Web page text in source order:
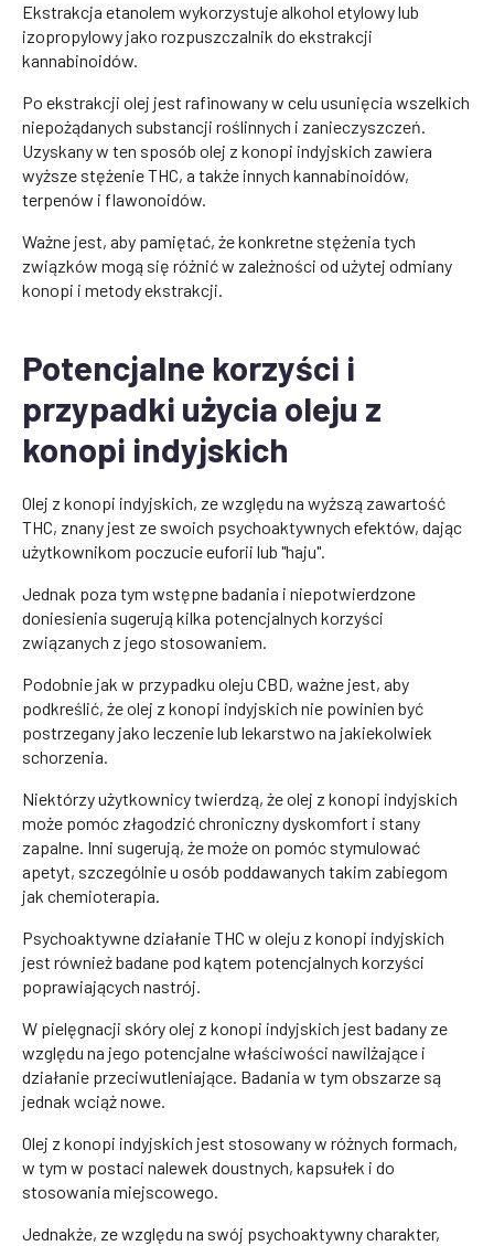
Ekstrakcja etanolem wykorzystuje alkohol etylowy lub
izopropylowy jako rozpuszczalnik do ekstrakcji
kannabinoidów.
Po ekstrakcji olej jest rafinowany w celu usunięcia wszelkich
niepożądanych substancji roślinnych i zanieczyszczeń.
Uzyskany w ten sposób olej z konopi indyjskich zawiera
wyższe stężenie THC, a także innych kannabinoidów,
terpenów i flawonoidów.
Ważne jest, aby pamiętać, że konkretne stężenia tych
związków mogą się różnić w zależności od użytej odmiany
konopi i metody ekstrakcji.
Potencjalne korzyści i
przypadki użycia oleju z
konopi indyjskich
Olej z konopi indyjskich, ze względu na wyższą zawartość
THC, znany jest ze swoich psychoaktywnych efektów, dając
użytkownikom poczucie euforii lub "haju".
Jednak poza tym wstępne badania i niepotwierdzone
doniesienia sugerują kilka potencjalnych korzyści
związanych z jego stosowaniem.
Podobnie jak w przypadku oleju CBD, ważne jest, aby
podkreślić, że olej z konopi indyjskich nie powinien być
postrzegany jako leczenie lub lekarstwo na jakiekolwiek
schorzenia.
Niektórzy użytkownicy twierdzą, że olej z konopi indyjskich
może pomóc złagodzić chroniczny dyskomfort i stany
zapalne. Inni sugerują, że może on pomóc stymulować
apetyt, szczególnie u osób poddawanych takim zabiegom
jak chemioterapia.
Psychoaktywne działanie THC w oleju z konopi indyjskich
jest również badane pod kątem potencjalnych korzyści
poprawiających nastrój.
W pielęgnacji skóry olej z konopi indyjskich jest badany ze
względu na jego potencjalne właściwości nawilżające i
działanie przeciwutleniające. Badania w tym obszarze są
jednak wciąż nowe.
Olej z konopi indyjskich jest stosowany w różnych formach,
w tym w postaci nalewek doustnych, kapsułek i do
stosowania miejscowego.
Jednakże, ze względu na swój psychoaktywny charakter,